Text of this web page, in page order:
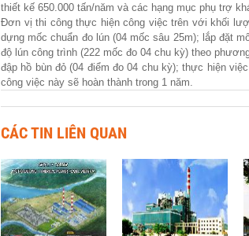
thiết kế 650.000 tấn/năm và các hạng mục phụ trợ
Đơn vị thi công thực hiện công việc trên với khối
dựng mốc chuẩn đo lún (04 mốc sâu 25m); lắp đặt
độ lún công trình (222 mốc đo 04 chu kỳ) theo
đập hồ bùn đỏ (04 điểm đo 04 chu kỳ); thực hiện
công việc này sẽ hoàn thành trong 1 năm.
CÁC TIN LIÊN QUAN